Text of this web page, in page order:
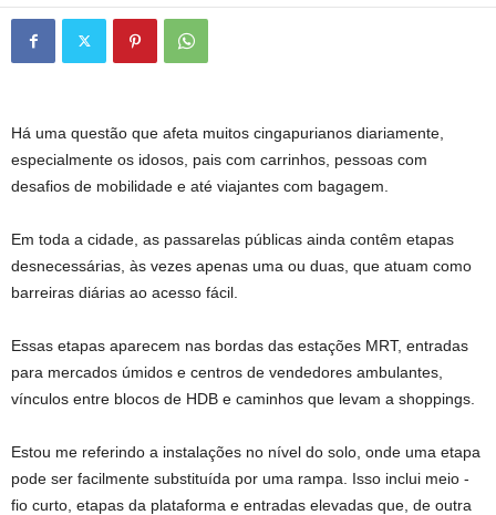
Há uma questão que afeta muitos cingapurianos diariamente,
especialmente os idosos, pais com carrinhos, pessoas com
desafios de mobilidade e até viajantes com bagagem.
Em toda a cidade, as passarelas públicas ainda contêm etapas
desnecessárias, às vezes apenas uma ou duas, que atuam como
barreiras diárias ao acesso fácil.
Essas etapas aparecem nas bordas das estações MRT, entradas
para mercados úmidos e centros de vendedores ambulantes,
vínculos entre blocos de HDB e caminhos que levam a shoppings.
Estou me referindo a instalações no nível do solo, onde uma etapa
pode ser facilmente substituída por uma rampa. Isso inclui meio -
fio curto, etapas da plataforma e entradas elevadas que, de outra